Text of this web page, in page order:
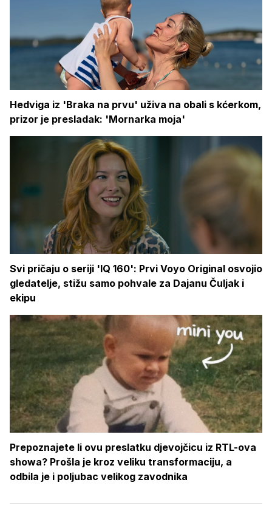
Hedviga iz 'Braka na prvu' uživa na obali s kćerkom,
prizor je presladak: 'Mornarka moja'
Svi pričaju o seriji 'IQ 160': Prvi Voyo Original osvojio
gledatelje, stižu samo pohvale za Dajanu Čuljak i
ekipu
Prepoznajete li ovu preslatku djevojčicu iz RTL-ova
showa? Prošla je kroz veliku transformaciju, a
odbila je i poljubac velikog zavodnika